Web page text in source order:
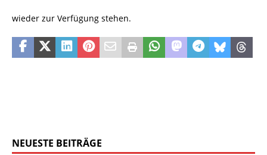
wieder zur Verfügung stehen.
NEUESTE BEITRÄGE